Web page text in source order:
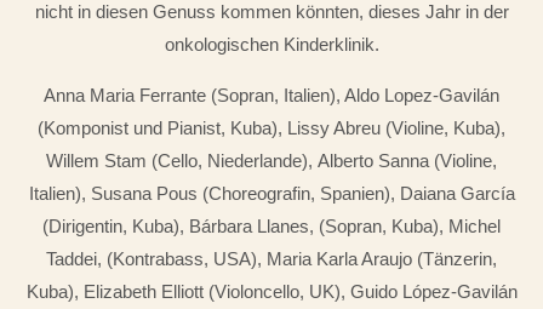
nicht in diesen Genuss kommen könnten, dieses Jahr in der
onkologischen Kinderklinik.
Anna Maria Ferrante (Sopran, Italien), Aldo Lopez-Gavilán
(Komponist und Pianist, Kuba), Lissy Abreu (Violine, Kuba),
Willem Stam (Cello, Niederlande), Alberto Sanna (Violine,
Italien), Susana Pous (Choreografin, Spanien), Daiana García
(Dirigentin, Kuba), Bárbara Llanes, (Sopran, Kuba), Michel
Taddei, (Kontrabass, USA), Maria Karla Araujo (Tänzerin,
Kuba), Elizabeth Elliott (Violoncello, UK), Guido López-Gavilán